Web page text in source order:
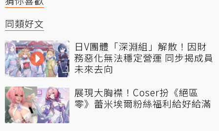
同類好文
日V團體「深淵組」解散！因財
務惡化無法穩定營運 同步揭成員
未來去向
展現大胸襟！Coser扮《絕區
零》蕾米埃爾粉絲福利給好給滿